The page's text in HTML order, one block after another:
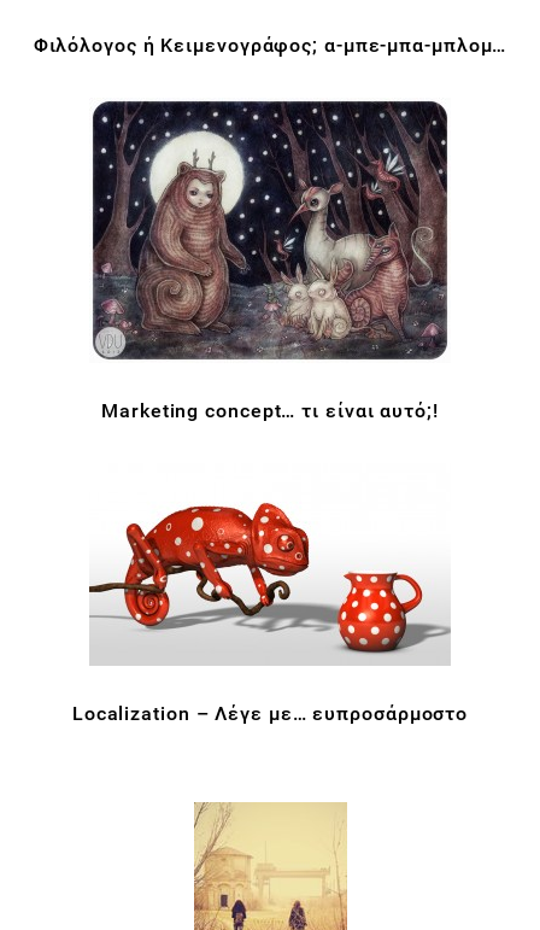
Φιλόλογος ή Κειμενογράφος; α-μπε-μπα-μπλομ…
Marketing concept… τι είναι αυτό;!
Localization – Λέγε με… ευπροσάρμοστο